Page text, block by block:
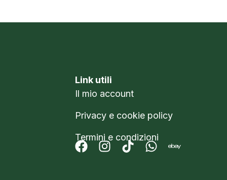
Link utili
Il mio account
Privacy e cookie policy
Termini e condizioni